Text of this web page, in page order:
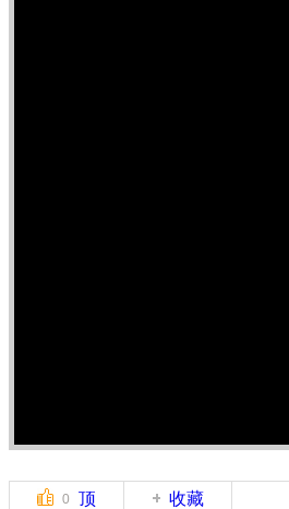
0 顶 收藏